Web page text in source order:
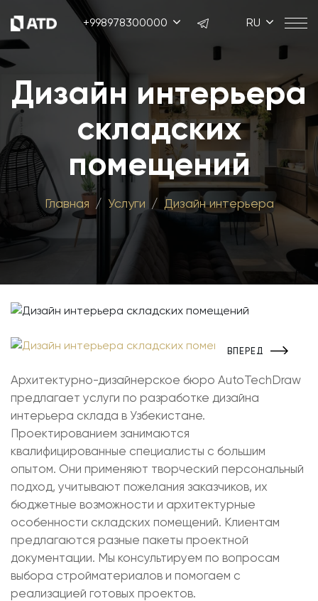
+998978300000 RU
Дизайн интерьера
складских
помещений
Главная Услуги Дизайн интерьера
ВПЕРЕД
Архитектурно-дизайнерское бюро AutoTechDraw
предлагает услуги по разработке дизайна
интерьера склада в Узбекистане.
Проектированием занимаются
квалифицированные специалисты с большим
опытом. Они применяют творческий персональный
подход, учитывают пожелания заказчиков, их
бюджетные возможности и архитектурные
особенности складских помещений. Клиентам
предлагаются разные пакеты проектной
документации. Мы консультируем по вопросам
выбора стройматериалов и помогаем с
реализацией готовых проектов.